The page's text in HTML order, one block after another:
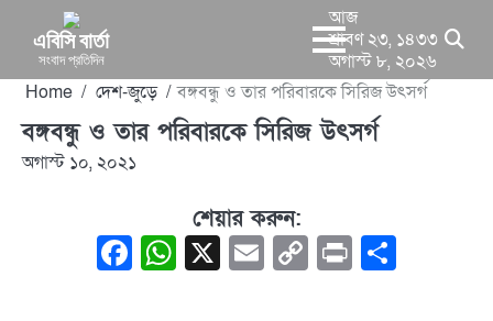
content
এবিসি বার্তা
সংবাদ প্রতিদিন
আজ
শ্রাবণ ২৩, ১৪৩৩
অগাস্ট ৮, ২০২৬
Home
দেশ-জুড়ে বঙ্গবন্ধু ও তার পরিবারকে সিরিজ উৎসর্গ
বঙ্গবন্ধু ও তার পরিবারকে সিরিজ উৎসর্গ
অগাস্ট ১০, ২০২১
শেয়ার করুন:
Facebook
WhatsApp
X EmailCopy
Print